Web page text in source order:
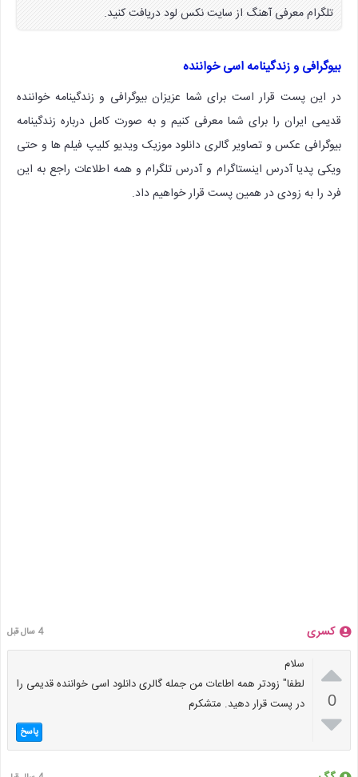
تلگرام معرفی آهنگ از سایت نکس لود دریافت کنید.
بیوگرافی و زندگینامه اسی خواننده
در این پست قرار است برای شما عزیزان بیوگرافی و زندگینامه خواننده
قدیمی ایران را برای شما معرفی کنیم و به صورت کامل درباره زندگینامه
بیوگرافی عکس و تصاویر گالری دانلود موزیک ویدیو کلیپ فیلم ها و حتی
ویکی پدیا آدرس اینستاگرام و آدرس تلگرام و همه اطلاعات راجع به این
فرد را به زودی در همین پست قرار خواهیم داد.
کسری 4 سال قبل

0

سلام
لطفا" زودتر همه اطاعات من جمله گالری دانلود اسی خواننده قدیمی را
در پست قرار دهید. متشکرم
پاسخ